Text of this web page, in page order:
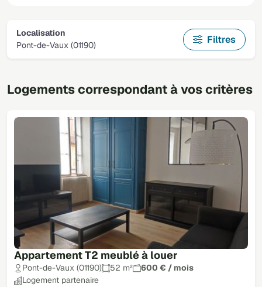
Localisation
Pont-de-Vaux (01190)
Filtres
Logements correspondant à vos critères
Appartement T2 meublé à louer
Pont-de-Vaux (01190) 52 m²
600 € / mois
Logement partenaire